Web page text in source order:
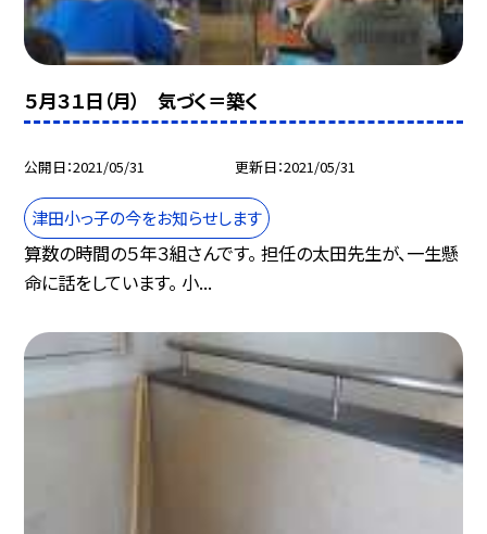
５月３１日（月） 気づく＝築く
公開日 2021/05/31 更新日 2021/05/31
津田小っ子の今をお知らせします
算数の時間の５年３組さんです。 担任の太田先生が、一生懸
命に話をしています。 小...